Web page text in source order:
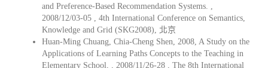
and Preference-Based Recommendation Systems. ,
2008/12/03-05 , 4th International Conference on Semantics,
Knowledge and Grid (SKG2008), 北京
Huan-Ming Chuang, Chia-Cheng Shen, 2008, A Study on the
Applications of Learning Paths Concepts to the Teaching in
Elementary School, , 2008/11/26-28 , The 8th International